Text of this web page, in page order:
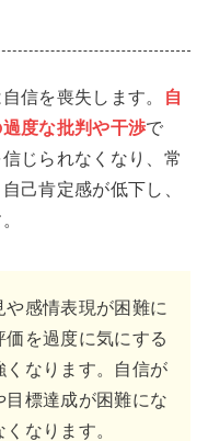
信を喪失します。
自
度な批判や干渉で
じられなくなり、常
己肯定感が低下し、
感情表現が困難に
を過度に気にする
くなります。自信が
標達成が困難にな
なります。